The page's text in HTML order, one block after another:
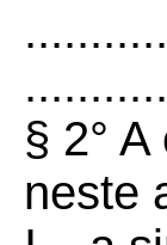
§ 2°
neste